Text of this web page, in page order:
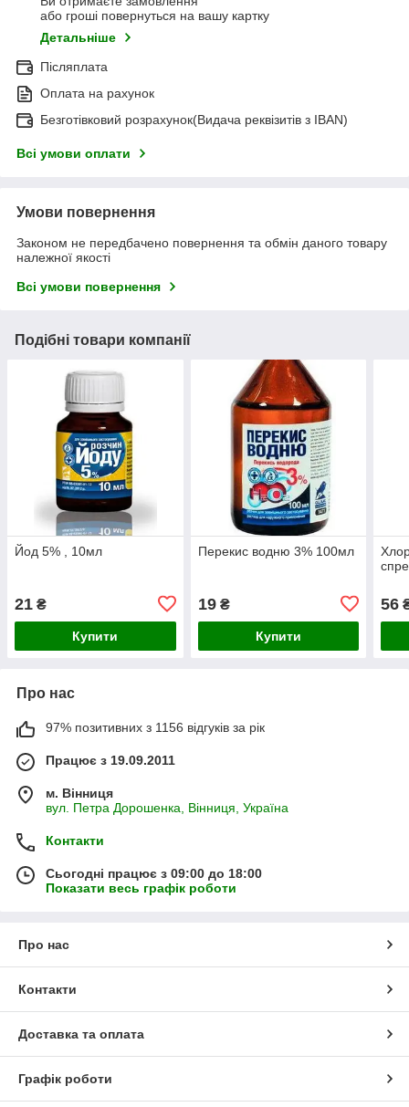
або гроші повернуться на вашу картку
Детальніше
Післяплата
Оплата на рахунок
Безготівковий розрахунок(Видача реквізитів з IBAN)
Всі умови оплати
Умови повернення
Законом не передбачено повернення та обмін даного товару
належної якості
Всі умови повернення
Подібні товари компанії
Йод 5% , 10мл
21 ₴
Купити
Перекис водню 3% 100мл
19₴
Купити
56
Про нас
97% позитивних з 1156 відгуків за рік
Працює з 19.09.2011
м. Вінниця
вул. Петра Дорошенка, Вінниця, Україна
Контакти
Сьогодні працює з 09:00 до 18:00
Показати весь графік роботи
Про нас
Контакти
Доставка та оплата
Графік роботи